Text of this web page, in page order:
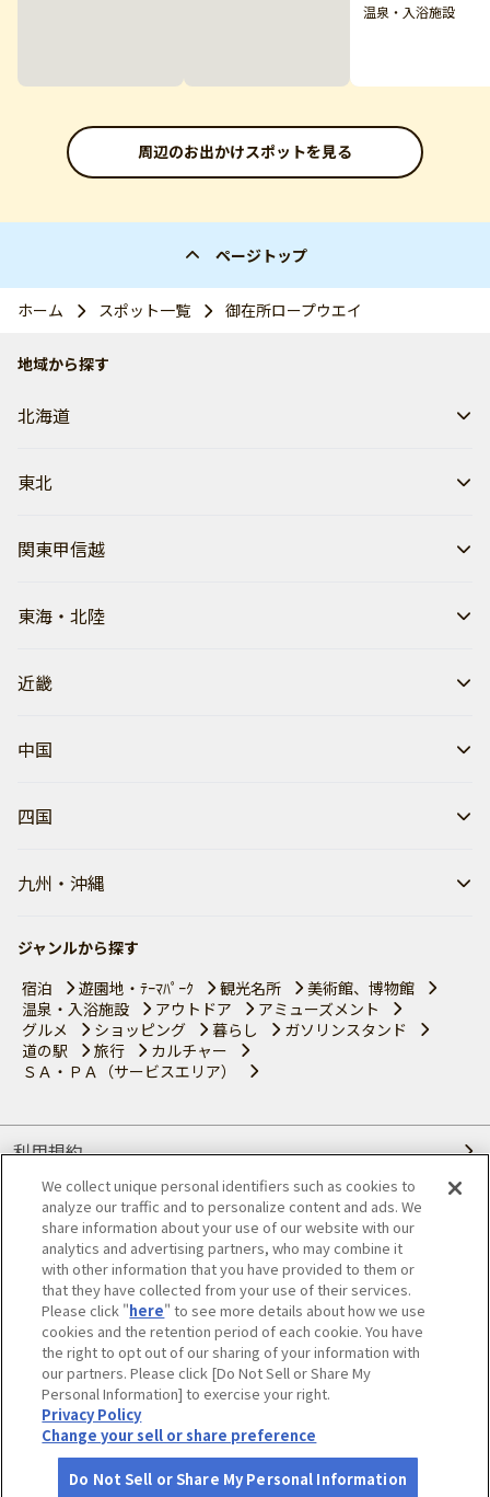
温泉・入浴施設
周辺のお出かけスポットを見る
ページトップ
ホーム スポット一覧 御在所ロープウエイ
地域から探す
北海道
東北
関東甲信越
東海・北陸
近畿
中国
四国
九州・沖縄
ジャンルから探す
宿泊
遊園地・ﾃｰﾏﾊﾟｰｸ 観光名所
美術館、博物館
温泉・入浴施設
アウトドア
アミューズメント
グルメ
ショッピング 暮らし
ガソリンスタンド
道の駅
旅行
カルチャー
ＳＡ・ＰＡ（サービスエリア）
利用規約
個人情報の取り扱いについて
会員優待サービスの提携をご検討の方へ
JAFホームページ
© JAPAN AUTOMOBILE FEDERATION. All rights reserved.
We collect unique personal identifiers such as cookies to
analyze our traffic and to personalize content and ads. We
share information about your use of our website with our
analytics and advertising partners, who may combine it
with other information that you have provided to them or
that they have collected from your use of their services.
Please click "here" to see more details about how we use
cookies and the retention period of each cookie. You have
the right to opt out of our sharing of your information with
our partners. Please click [Do Not Sell or Share My
Personal Information] to exercise your right.
Privacy Policy
Change your sell or share preference
Do Not Sell or Share My Personal Information